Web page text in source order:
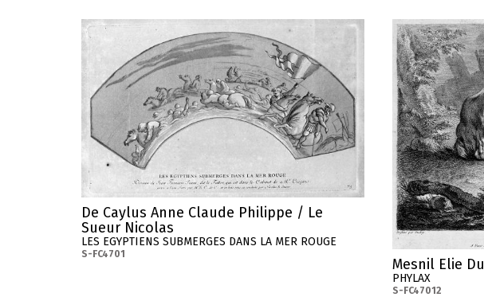
De Caylus Anne Claude Philippe / Le
Sueur Nicolas
LES EGYPTIENS SUBMERGES DANS LA MER ROUGE
S-FC4701
Mesnil Elie Du
PHYLAX
S-FC47012